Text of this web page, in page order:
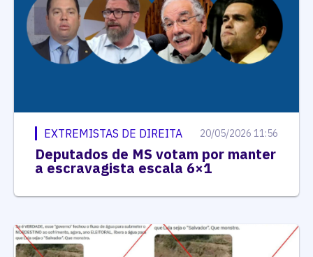
EXTREMISTAS DE DIREITA 20/05/2026 11:56
Deputados de MS votam por manter
a escravagista escala 6×1